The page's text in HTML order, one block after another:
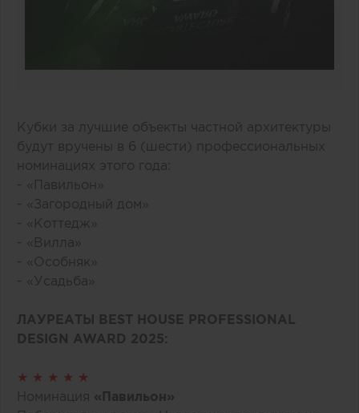
Кубки за лучшие объекты частной архитектуры
будут вручены в 6 (шести) профессиональных
номинациях этого года:
- «Павильон»
- «Загородный дом»
- «Коттедж»
- «Вилла»
- «Особняк»
- «Усадьба»
ЛАУРЕАТЫ BEST HOUSE PROFESSIONAL
DESIGN AWARD 2025:
★ ★ ★ ★ ★
Номинация «Павильон»